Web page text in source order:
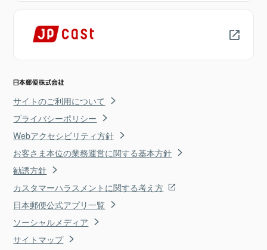
サイトのご利用について
プライバシーポリシー
Webアクセシビリティ方針
お客さま本位の業務運営に関する基本方針
勧誘方針
カスタマーハラスメントに関する考え方
日本郵便公式アプリ一覧
ソーシャルメディア
サイトマップ